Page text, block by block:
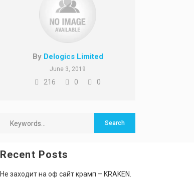
By Delogics Limited
June 3, 2019
216 0 0
Recent Posts
Не заходит на оф сайт крамп – KRAKEN.